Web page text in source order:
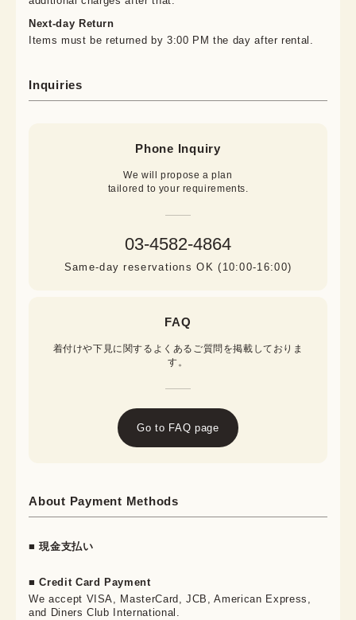
Next-day Return
Items must be returned by 3:00 PM the day after rental.
Inquiries
Phone Inquiry
We will propose a plan
tailored to your requirements.
03-4582-4864
Same-day reservations OK (10:00-16:00)
FAQ
着付けや下見に関するよくあるご質問を掲載しておりま
す。
Go to FAQ page
About Payment Methods
■ 現金支払い
■ Credit Card Payment
We accept VISA, MasterCard, JCB, American Express,
and Diners Club International.